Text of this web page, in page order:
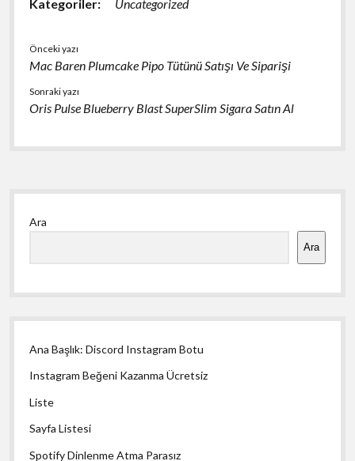
Kategoriler: Uncategorized
Önceki yazı
Mac Baren Plumcake Pipo Tütünü Satışı Ve Siparişi
Sonraki yazı
Oris Pulse Blueberry Blast SuperSlim Sigara Satın Al
Yan
Menü
Ara
Ara
Ana Başlık: Discord Instagram Botu
Instagram Beğeni Kazanma Ücretsiz
Liste
Sayfa Listesi
Spotify Dinlenme Atma Parasız